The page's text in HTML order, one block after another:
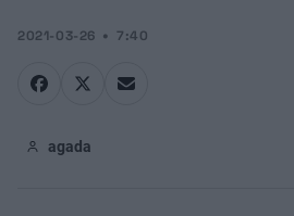
2021-03-26 7:40
agada